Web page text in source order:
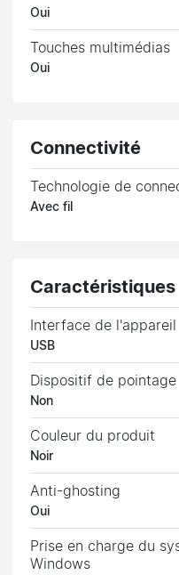
Oui
Touches multimédias
Oui
Connectivité
Technologie de
Avec fil
Caractéristiques
Interface de l'appareil
USB
Dispositif de pointage
Non
Couleur du produit
Noir
Anti-ghosting
Oui
Prise en charge du
Windows